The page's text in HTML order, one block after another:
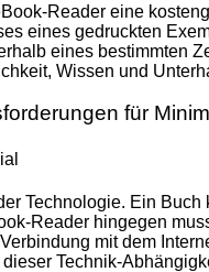
Reader eine
eines gedruckten
eines bestimmten
Wissen und
für
Technologie. Ein
Reader hingegen
mit dem
Technik-